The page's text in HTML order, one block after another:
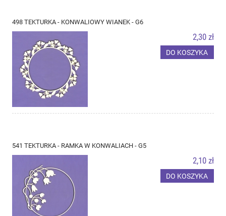
498 TEKTURKA - KONWALIOWY WIANEK - G6
2,30 zł
DO KOSZYKA
541 TEKTURKA - RAMKA W KONWALIACH - G5
2,10 zł
DO KOSZYKA